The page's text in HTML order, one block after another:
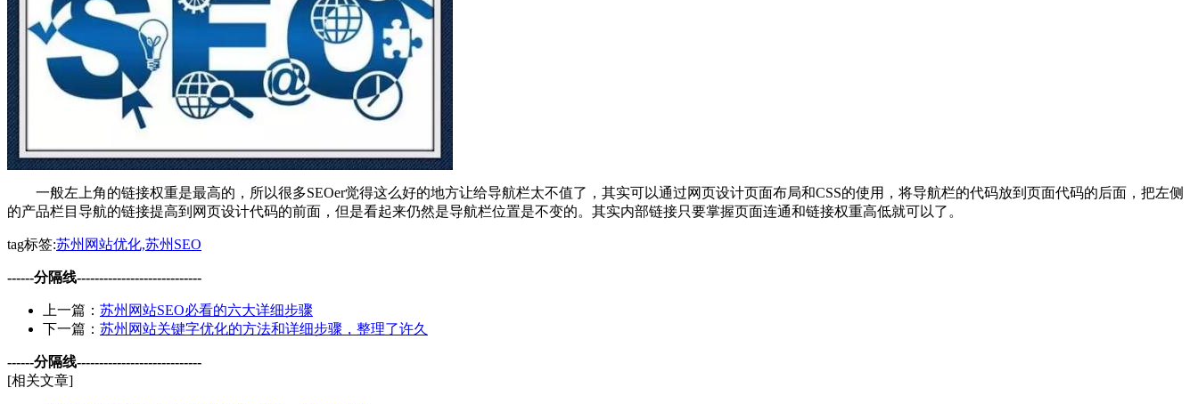
一般左上角的链接权重是最高的，所以很多SEOer觉得这么好的地方让给导航栏太不值了，其实可以通过网页设计页面布局和CSS的使用，将导航栏的代码放到页面代码的后面，把左侧
的产品栏目导航的链接提高到网页设计代码的前面，但是看起来仍然是导航栏位置是不变的。其实内部链接只要掌握页面连通和链接权重高低就可以了。
tag标签:苏州网站优化,苏州SEO
------分隔线----------------------------
上一篇： 苏州网站SEO必看的六大详细步骤
下一篇： 苏州网站关键字优化的方法和详细步骤，整理了许久
------分隔线----------------------------
[相关文章]